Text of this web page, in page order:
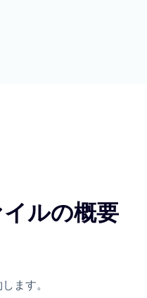
ルの概要
ます。